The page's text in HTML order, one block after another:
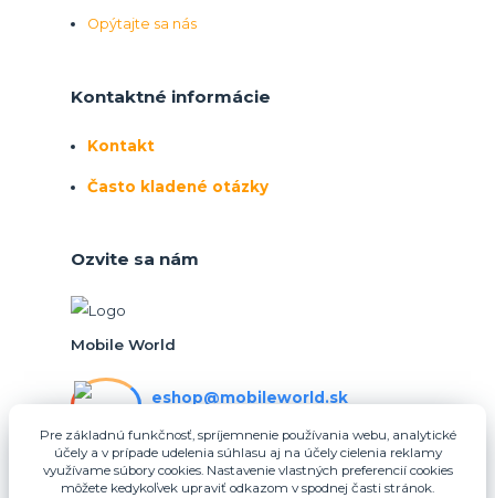
Opýtajte sa nás
Kontaktné informácie
Kontakt
Často kladené otázky
Ozvite sa nám
Mobile World
eshop@mobileworld.sk
eshop@mobileworld.sk
Pre základnú funkčnosť, spríjemnenie používania webu, analytické
účely a v prípade udelenia súhlasu aj na účely cielenia reklamy
využívame súbory cookies. Nastavenie vlastných preferencií cookies
môžete kedykoľvek upraviť odkazom v spodnej časti stránok.